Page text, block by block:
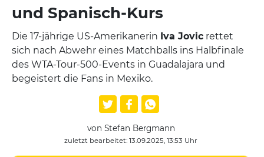
und Spanisch-Kurs
Die 17-jährige US-Amerikanerin Iva Jovic rettet
sich nach Abwehr eines Matchballs ins Halbfinale
des WTA-Tour-500-Events in Guadalajara und
begeistert die Fans in Mexiko.
von Stefan Bergmann
zuletzt bearbeitet: 13.09.2025, 13:53 Uhr